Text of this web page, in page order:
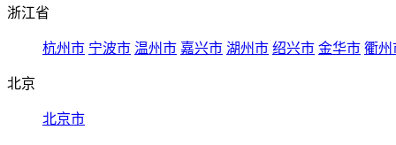
浙江省
杭州市 宁波市 温州市 嘉兴市 湖州市 绍兴市 金华市 衢州
北京
北京市